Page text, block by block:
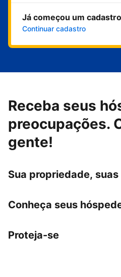
Já começou um
Continuar cadastro
Receba seus
preocupações.
gente!
Sua propriedade,
Conheça seus
Proteja-se